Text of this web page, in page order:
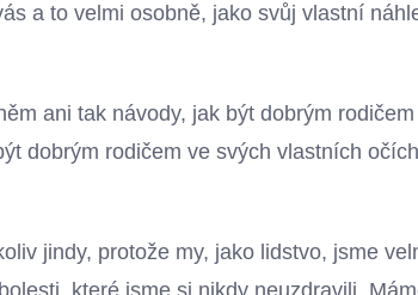
a to velmi osobně, jako svůj vlastní
ani tak návody, jak být dobrým
dobrým rodičem ve svých vlastních
jindy, protože my, jako lidstvo, jsme
které jsme si nikdy neuzdravili.